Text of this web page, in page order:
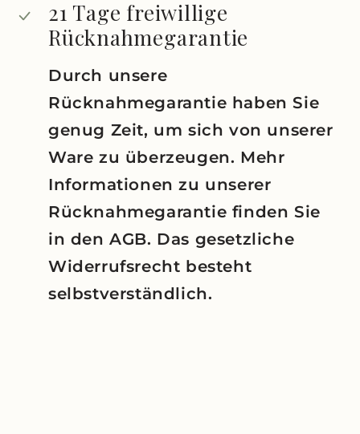
21 Tage freiwillige
Rücknahmegarantie
Durch unsere
Rücknahmegarantie haben Sie
genug Zeit, um sich von unserer
Ware zu überzeugen. Mehr
Informationen zu unserer
Rücknahmegarantie finden Sie
in den AGB. Das gesetzliche
Widerrufsrecht besteht
selbstverständlich.